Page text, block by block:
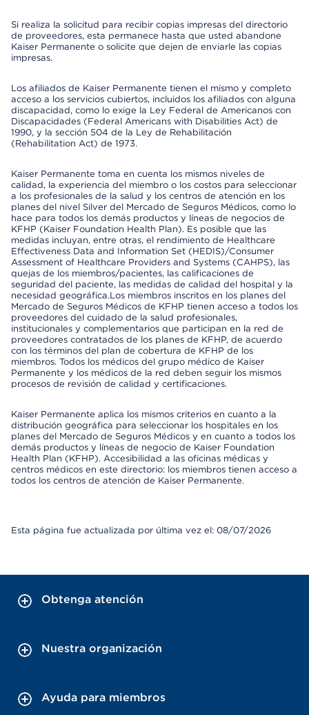
Si realiza la solicitud para recibir copias impresas del directorio
de proveedores, esta permanece hasta que usted abandone
Kaiser Permanente o solicite que dejen de enviarle las copias
impresas.
Los afiliados de Kaiser Permanente tienen el mismo y completo
acceso a los servicios cubiertos, incluidos los afiliados con alguna
discapacidad, como lo exige la Ley Federal de Americanos con
Discapacidades (Federal Americans with Disabilities Act) de
1990, y la sección 504 de la Ley de Rehabilitación
(Rehabilitation Act) de 1973.
Kaiser Permanente toma en cuenta los mismos niveles de
calidad, la experiencia del miembro o los costos para seleccionar
a los profesionales de la salud y los centros de atención en los
planes del nivel Silver del Mercado de Seguros Médicos, como lo
hace para todos los demás productos y líneas de negocios de
KFHP (Kaiser Foundation Health Plan). Es posible que las
medidas incluyan, entre otras, el rendimiento de Healthcare
Effectiveness Data and Information Set (HEDIS)/Consumer
Assessment of Healthcare Providers and Systems (CAHPS), las
quejas de los miembros/pacientes, las calificaciones de
seguridad del paciente, las medidas de calidad del hospital y la
necesidad geográfica.Los miembros inscritos en los planes del
Mercado de Seguros Médicos de KFHP tienen acceso a todos los
proveedores del cuidado de la salud profesionales,
institucionales y complementarios que participan en la red de
proveedores contratados de los planes de KFHP, de acuerdo
con los términos del plan de cobertura de KFHP de los
miembros. Todos los médicos del grupo médico de Kaiser
Permanente y los médicos de la red deben seguir los mismos
procesos de revisión de calidad y certificaciones.
Kaiser Permanente aplica los mismos criterios en cuanto a la
distribución geográfica para seleccionar los hospitales en los
planes del Mercado de Seguros Médicos y en cuanto a todos los
demás productos y líneas de negocio de Kaiser Foundation
Health Plan (KFHP). Accesibilidad a las oficinas médicas y
centros médicos en este directorio: los miembros tienen acceso a
todos los centros de atención de Kaiser Permanente.
Esta página fue actualizada por última vez el: 08/07/2026
Obtenga atención
Nuestra organización
Ayuda para miembros